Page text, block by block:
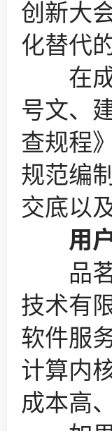
创新大
化替代
在成
号文、
查规程
规范编
交底以
用户
品茗
技术有
软件服
计算内
成本高